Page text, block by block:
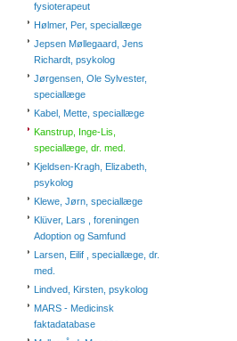
fysioterapeut
Hølmer, Per, speciallæge
Jepsen Møllegaard, Jens
Richardt, psykolog
Jørgensen, Ole Sylvester,
speciallæge
Kabel, Mette, speciallæge
Kanstrup, Inge-Lis,
speciallæge, dr. med.
Kjeldsen-Kragh, Elizabeth,
psykolog
Klewe, Jørn, speciallæge
Klüver, Lars , foreningen
Adoption og Samfund
Larsen, Eilif , speciallæge, dr.
med.
Lindved, Kirsten, psykolog
MARS - Medicinsk
faktadatabase